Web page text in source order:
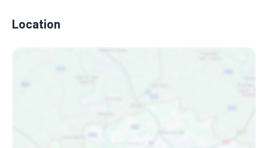
Location